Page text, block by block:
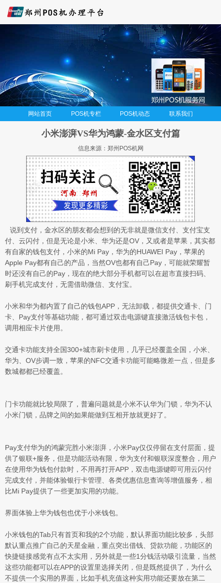
网站首页 POS机专栏 POS机动态 联系我们
小米澎湃VS华为鸿蒙-金水区支付篇
信息来源：郑州POS机网
说到支付，金水区的朋友都会想到的无非就是微信支付、支付宝支
付、云闪付，但是无论是小米、华为还是OV，又或者是苹果，其实都
有自家的钱包支付，小米的Mi Pay，华为的HUAWEI Pay，苹果的
Apple Pay都有自己的产品，当然OV也都有自己Pay，可能就荣耀暂
时还没有自己的Pay，现在的绝大部分手机都可以在超市直接扫码、
刷手机完成支付，无需借助微信、支付宝。
小米和华为都内置了自己的钱包APP，无法卸载，都提供交通卡、门
卡、Pay支付等基础功能，都可通过双击电源键直接激活钱包卡包，
调用相应卡片使用。
交通卡功能支持全国300+城市刷卡使用，几乎已经覆盖全国，小米、
华为、OV步调一致，苹果的NFC交通卡功能可能略微差一点，但是多
数城都都已经覆盖。
门卡功能就比较局限了，普遍问题就是小米不认华为门锁，华为不认
小米门锁，品牌之间的如果能做到互相开放就更好了。
Pay支付华为的鸿蒙完胜小米澎湃，小米Pay仅仅停留在支付层面，提
供了银联+服务，但是功能活动有限，华为支付和银联深度整合，用户
在使用华为钱包付款时，不用再打开APP，双击电源键即可用云闪付
完成支付，并能体验银行卡管理、各类优惠信息查询等增值服务，相
比Mi Pay提供了一些更加实用的功能。
界面体验上华为钱包也优于小米钱包。
小米钱包的Tab只有首页和我的2个功能，默认界面功能比较多，头部
默认重点推广自己的天星金融，重点突出借钱、贷款功能，功能区的
快捷链接感觉有点不太实用，另外就是一些1分钱活动吸引流量，当然
这些功能都可以在APP的设置里选择关闭，但是既然提供了，为什么
不提供一个实用的界面，比如手机充值这种实用功能还要放在第二